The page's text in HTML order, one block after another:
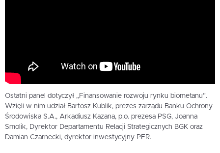
Ostatni panel dotyczył „Finansowanie rozwoju rynku biometanu”.
Wzięli w nim udział Bartosz Kublik, prezes zarządu Banku Ochrony
Środowiska S.A., Arkadiusz Kazana, p.o. prezesa PSG, Joanna
Smolik, Dyrektor Departamentu Relacji Strategicznych BGK oraz
Damian Czarnecki, dyrektor inwestycyjny PFR.